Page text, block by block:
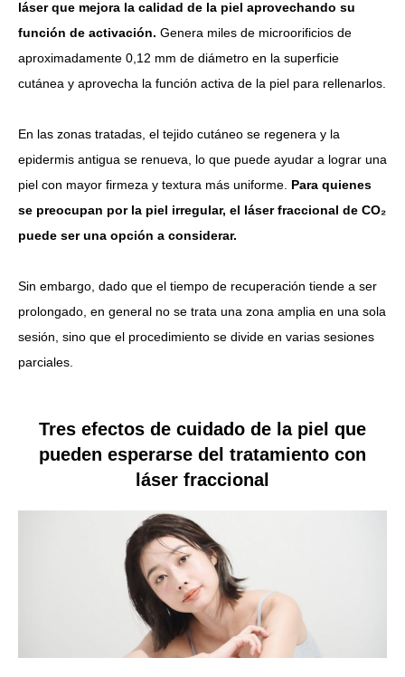
láser que mejora la calidad de la piel aprovechando su
función de activación. Genera miles de microorificios de
aproximadamente 0,12 mm de diámetro en la superficie
cutánea y aprovecha la función activa de la piel para rellenarlos.
En las zonas tratadas, el tejido cutáneo se regenera y la
epidermis antigua se renueva, lo que puede ayudar a lograr una
piel con mayor firmeza y textura más uniforme. Para quienes
se preocupan por la piel irregular, el láser fraccional de CO₂
puede ser una opción a considerar.
Sin embargo, dado que el tiempo de recuperación tiende a ser
prolongado, en general no se trata una zona amplia en una sola
sesión, sino que el procedimiento se divide en varias sesiones
parciales.
Tres efectos de cuidado de la piel que
pueden esperarse del tratamiento con
láser fraccional